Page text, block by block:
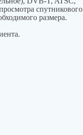
спутникового
размера.